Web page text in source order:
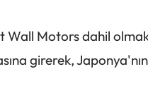
Motors dahil
girerek,